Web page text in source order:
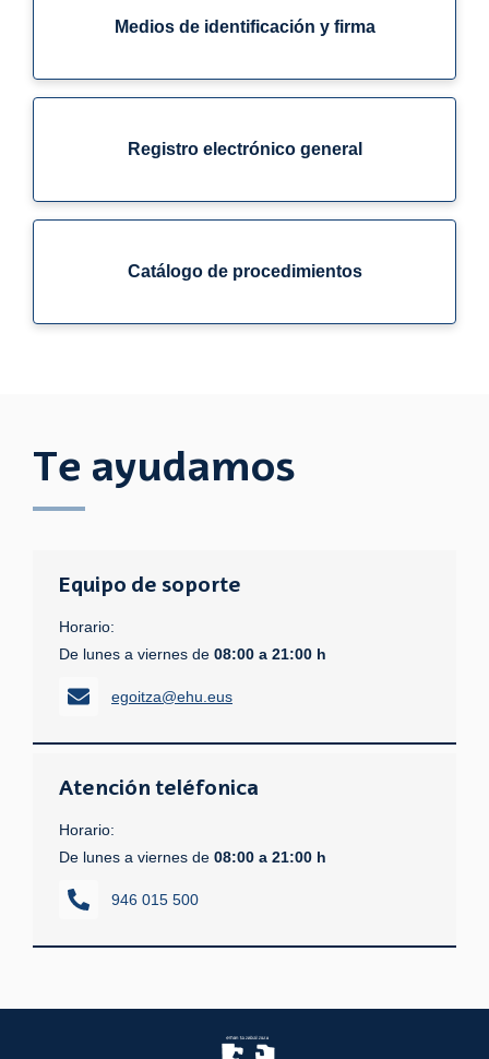
Medios de identificación y firma
Registro electrónico general
Catálogo de procedimientos
Te ayudamos
Equipo de soporte
Horario:
De lunes a viernes de 08:00 a 21:00 h
egoitza@ehu.eus
Atención teléfonica
Horario:
De lunes a viernes de 08:00 a 21:00 h
946 015 500